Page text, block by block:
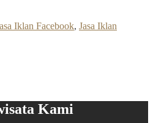
Iklan Facebook, Jasa Iklan
Kami